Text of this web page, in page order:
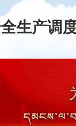
生产调